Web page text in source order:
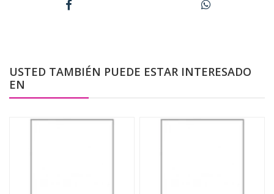
USTED TAMBIÉN PUEDE ESTAR INTERESADO
EN